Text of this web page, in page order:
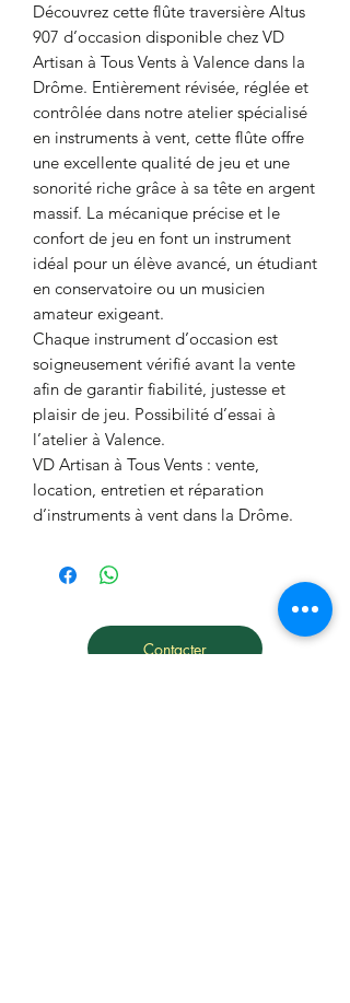
Découvrez cette flûte traversière Altus
907 d’occasion disponible chez VD
Artisan à Tous Vents à Valence dans la
Drôme. Entièrement révisée, réglée et
contrôlée dans notre atelier spécialisé
en instruments à vent, cette flûte offre
une excellente qualité de jeu et une
sonorité riche grâce à sa tête en argent
massif. La mécanique précise et le
confort de jeu en font un instrument
idéal pour un élève avancé, un étudiant
en conservatoire ou un musicien
amateur exigeant.
Chaque instrument d’occasion est
soigneusement vérifié avant la vente
afin de garantir fiabilité, justesse et
plaisir de jeu. Possibilité d’essai à
l’atelier à Valence.
VD Artisan à Tous Vents : vente,
location, entretien et réparation
d’instruments à vent dans la Drôme.
Contacter